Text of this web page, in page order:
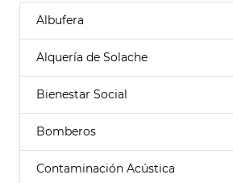
Albufera
Alquería de Solache
Bienestar Social
Bomberos
Contaminación Acústica